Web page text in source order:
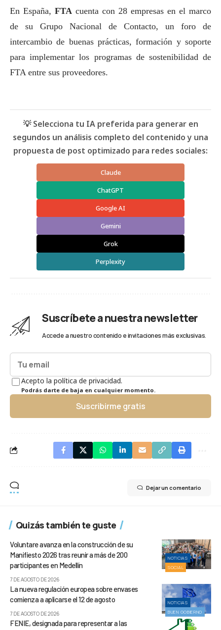
En España, FTA cuenta con 28 empresas en el marco
de su Grupo Nacional de Contacto, un foro de
intercambio de buenas prácticas, formación y soporte
para implementar los programas de sostenibilidad de
FTA entre sus proveedores.
💡 Selecciona tu IA preferida para generar en
segundos un análisis completo del contenido y una
propuesta de post optimizado para redes sociales:
Claude
ChatGPT
Google AI
Gemini
Grok
Perplexity
Suscríbete a nuestra newsletter
Accede a nuestro contenido e invitaciones más exclusivas.
Acepto la política de privacidad.
Podrás darte de baja en cualquier momento.
Suscribirme gratis
Dejar un comentario
Quizás también te guste
NOTICIAS
SOCIAL
Voluntare avanza en la construcción de su
Manifiesto 2026 tras reunir a más de 200
participantes en Medellín
7 DE AGOSTO DE 2026
NOTICIAS
BUEN GOBIERNO
La nueva regulación europea sobre envases
comienza a aplicarse el 12 de agosto
7 DE AGOSTO DE 2026
FENIE, designada para representar a las